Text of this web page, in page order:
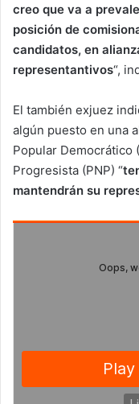
creo que va a
posición de
candidatos, en
representantivos“,
El también exjuez
algún puesto en una
Popular Democrático
Progresista (PNP) “
mantendrán su